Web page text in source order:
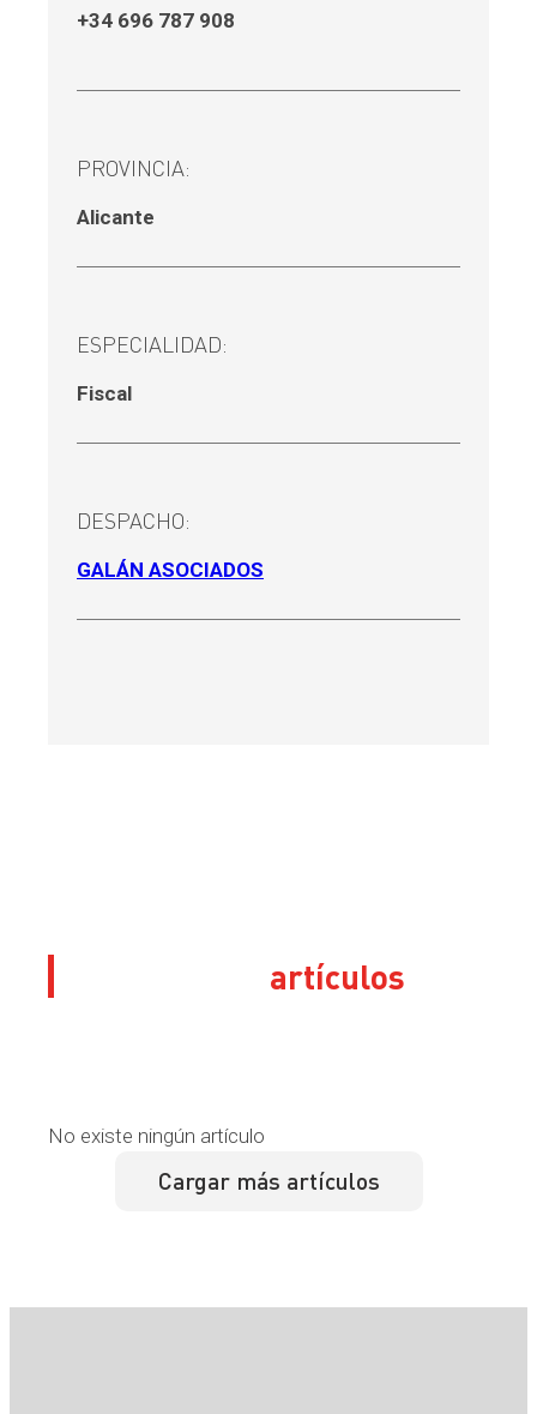
+34 696 787 908
PROVINCIA:
Alicante
ESPECIALIDAD:
Fiscal
DESPACHO:
GALÁN ASOCIADOS
artículos
No existe ningún artículo
Cargar más artículos